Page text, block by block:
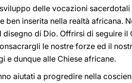
delle vocazioni sacerdotali
ben inserita nella realtà africana.
di Dio. Offrirsi di seguire il
le nostre forze ed il
e dunque alle Chiese africane.
aiutati a progredire nella